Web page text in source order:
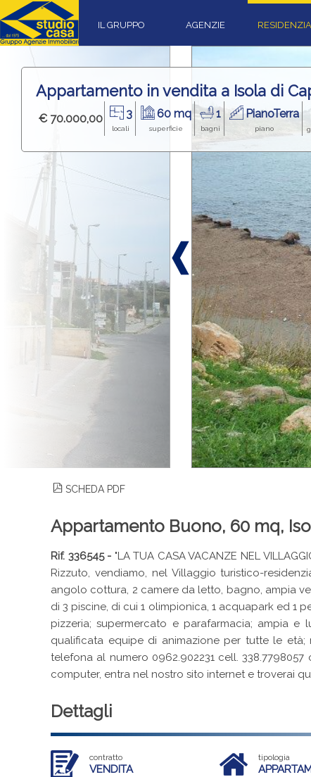
IL GRUPPO AGENZIE
Appartamento in vendita a Isola di
€ 70.000,00 3
locali
60 mq
superficie
1
bagni
PianoTerra
piano
SCHEDA PDF
Appartamento Buono, 60 mq,
Rif. 336545 - "LA TUA CASA VACANZE NEL
Rizzuto, vendiamo, nel Villaggio turistico-
angolo cottura, 2 camere da letto, bagno, ampia
di 3 piscine, di cui 1 olimpionica, 1 acquapark ed 1
pizzeria; supermercato e parafarmacia; ampia
qualificata equipe di animazione per tutte le
telefona al numero 0962.902231 cell.
computer, entra nel nostro sito internet e troverai
Dettagli
contratto
VENDITA
tipologia